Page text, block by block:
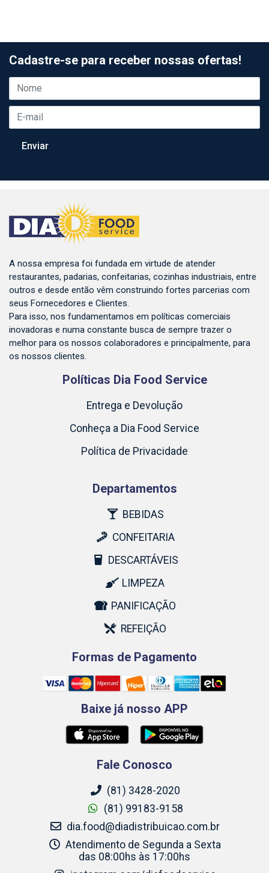
Cadastre-se para receber nossas ofertas!
A nossa empresa foi fundada em virtude de atender
restaurantes, padarias, confeitarias, cozinhas industriais, entre
outros e desde então vêm construindo fortes parcerias com
seus Fornecedores e Clientes.
Para isso, nos fundamentamos em políticas comerciais
inovadoras e numa constante busca de sempre trazer o
melhor para os nossos colaboradores e principalmente, para
os nossos clientes.
Políticas Dia Food Service
Entrega e Devolução
Conheça a Dia Food Service
Política de Privacidade
Departamentos
BEBIDAS
CONFEITARIA
DESCARTÁVEIS
LIMPEZA
PANIFICAÇÃO
REFEIÇÃO
Formas de Pagamento
Baixe já nosso APP
Fale Conosco
(81) 3428-2020
(81) 99183-9158
dia.food@diadistribuicao.com.br
Atendimento de Segunda a Sexta
das 08:00hs às 17:00hs